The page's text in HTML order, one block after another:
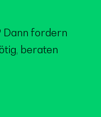
Dann fordern
beraten